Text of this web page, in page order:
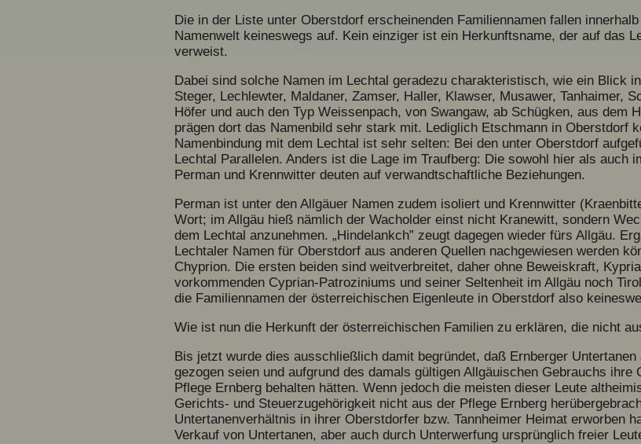
Die in der Liste unter Oberstdorf erscheinenden Familiennamen fallen
Namenwelt keineswegs auf. Kein einziger ist ein Herkunftsname, der auf das
verweist.
Dabei sind solche Namen im Lechtal geradezu charakteristisch, wie ein Blick
Steger, Lechlewter, Maldaner, Zamser, Haller, Klawser, Musawer, Tanhaimer,
Höfer und auch den Typ Weissenpach, von Swangaw, ab Schügken, aus dem
prägen dort das Namenbild sehr stark mit. Lediglich Etschmann in Oberstdorf
Namenbindung mit dem Lechtal ist sehr selten: Bei den unter Oberstdorf
Lechtal Parallelen. Anders ist die Lage im Traufberg: Die sowohl hier als auch
Perman und Krennwitter deuten auf verwandtschaftliche Beziehungen.
Perman ist unter den Allgäuer Namen zudem isoliert und Krennwitter
Wort; im Allgäu hieß nämlich der Wacholder einst nicht Kranewitt, sondern
dem Lechtal anzunehmen. „Hindelankch” zeugt dagegen wieder fürs Allgäu.
Lechtaler Namen für Oberstdorf aus anderen Quellen nachgewiesen werden
Chyprion. Die ersten beiden sind weitverbreitet, daher ohne Beweiskraft,
vorkommenden Cyprian-Patroziniums und seiner Seltenheit im Allgäu noch
die Familiennamen der österreichischen Eigenleute in Oberstdorf also
Wie ist nun die Herkunft der österreichischen Familien zu erklären, die nicht
Bis jetzt wurde dies ausschließlich damit begründet, daß Ernberger
gezogen seien und aufgrund des damals gültigen Allgäuischen Gebrauchs
Pflege Ernberg behalten hätten. Wenn jedoch die meisten dieser Leute
Gerichts- und Steuerzugehörigkeit nicht aus der Pflege Ernberg
Untertanenverhältnis in ihrer Oberstdorfer bzw. Tannheimer Heimat erworben
Verkauf von Untertanen, aber auch durch Unterwerfung ursprünglich freier